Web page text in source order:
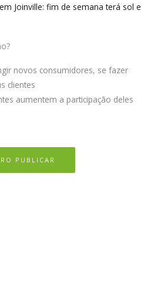
Joinville: fim de semana terá sol e
novos consumidores, se fazer
clientes
aumentem a participação deles
PUBLICAR